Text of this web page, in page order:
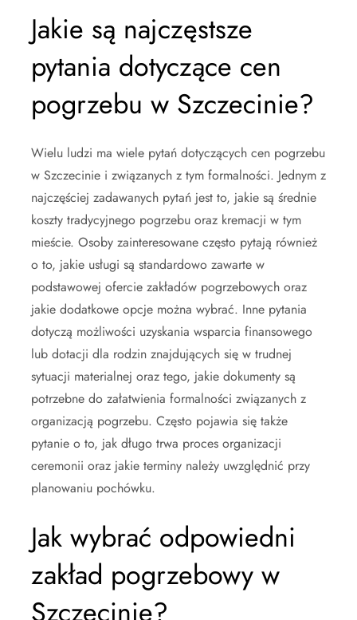
Jakie są najczęstsze
pytania dotyczące cen
pogrzebu w Szczecinie?
Wielu ludzi ma wiele pytań dotyczących cen pogrzebu
w Szczecinie i związanych z tym formalności. Jednym z
najczęściej zadawanych pytań jest to, jakie są średnie
koszty tradycyjnego pogrzebu oraz kremacji w tym
mieście. Osoby zainteresowane często pytają również
o to, jakie usługi są standardowo zawarte w
podstawowej ofercie zakładów pogrzebowych oraz
jakie dodatkowe opcje można wybrać. Inne pytania
dotyczą możliwości uzyskania wsparcia finansowego
lub dotacji dla rodzin znajdujących się w trudnej
sytuacji materialnej oraz tego, jakie dokumenty są
potrzebne do załatwienia formalności związanych z
organizacją pogrzebu. Często pojawia się także
pytanie o to, jak długo trwa proces organizacji
ceremonii oraz jakie terminy należy uwzględnić przy
planowaniu pochówku.
Jak wybrać odpowiedni
zakład pogrzebowy w